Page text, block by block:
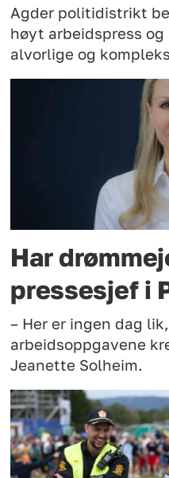
Agder politidistrikt
høyt arbeidspress
alvorlige og
Har
pressesjef i
– Her er ingen dag
arbeidsoppgavene
Jeanette Solheim.